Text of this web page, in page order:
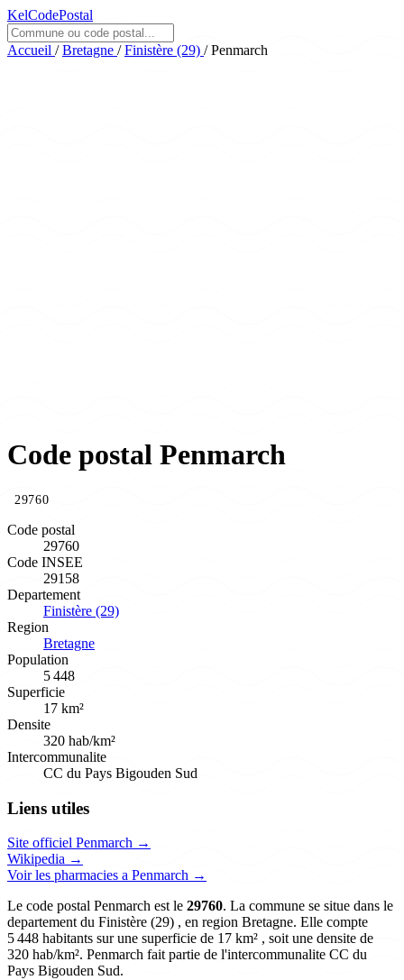
KelCodePostal
Accueil / Bretagne / Finistère (29) / Penmarch
Code postal Penmarch
29760
Code postal
29760
Code INSEE
29158
Departement
Finistère (29)
Region
Bretagne
Population
5 448
Superficie
17 km²
Densite
320 hab/km²
Intercommunalite
CC du Pays Bigouden Sud
Liens utiles
Site officiel Penmarch →
Wikipedia →
Voir les pharmacies a Penmarch →
Le code postal Penmarch est le 29760. La commune se situe dans le
departement du Finistère (29) , en region Bretagne. Elle compte
5 448 habitants sur une superficie de 17 km² , soit une densite de
320 hab/km². Penmarch fait partie de l'intercommunalite CC du
Pays Bigouden Sud.